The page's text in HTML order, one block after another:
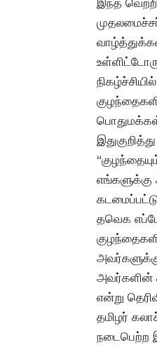
தவெக
அவர்களின்
என்று
தமிழர்
நடைபெற்ற